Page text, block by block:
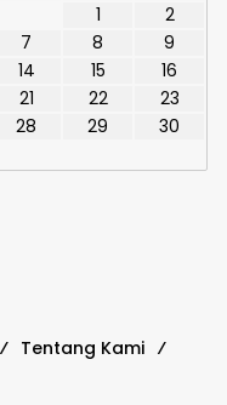
1
2
7 8
9
14 15
16
21 22
23
28 29
30
Tentang Kami